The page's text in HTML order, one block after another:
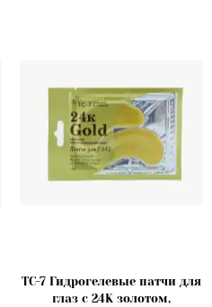
TC-7 Гидрогелевые патчи для
глаз с 24K золотом,